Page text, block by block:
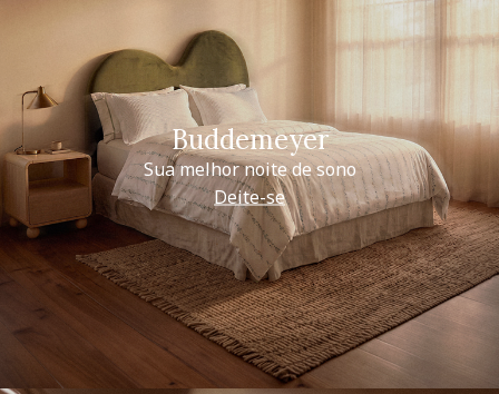
Buddemeyer
Sua melhor noite de sono
Deite-se